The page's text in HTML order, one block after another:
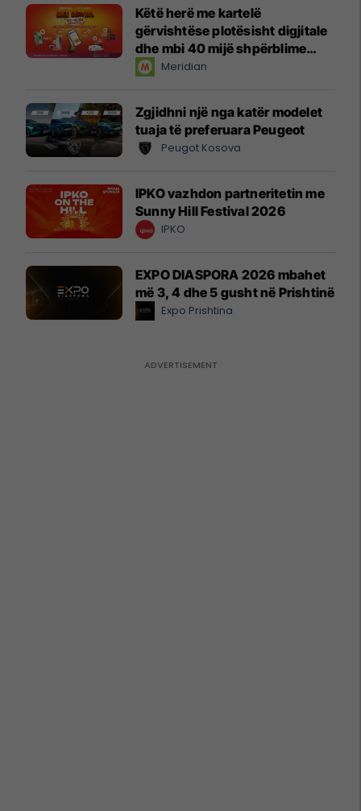
Këtë herë me kartelë
gërvishtëse plotësisht digjitale
dhe mbi 40 mijë shpërblime
instant!Meridian
Zgjidhni një nga katër modelet
tuaja të preferuara Peugeot
Peugot Kosova
IPKO vazhdon partneritetin me
Sunny Hill Festival 2026
IPKO
EXPO DIASPORA 2026 mbahet
më 3, 4 dhe 5 gusht në Prishtinë
Expo Prishtina